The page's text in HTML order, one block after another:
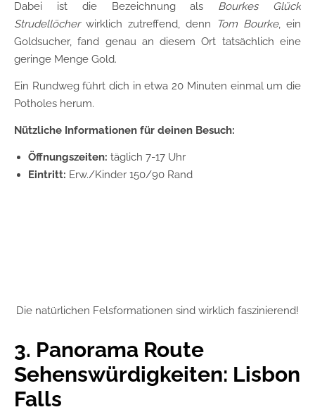
Dabei ist die Bezeichnung als Bourkes Glück
Strudellöcherwirklich zutreffend, denn Tom Bourke, ein
Goldsucher, fand genau an diesem Ort tatsächlich eine
geringe Menge Gold.
Ein Rundweg führt dich in etwa 20 Minuten einmal um die
Potholes herum.
Nützliche Informationen für deinen Besuch:
Öffnungszeiten: täglich 7-17 Uhr
Eintritt: Erw./Kinder 150/90 Rand
Die natürlichen Felsformationen sind wirklich faszinierend!
3. Panorama Route
Sehenswürdigkeiten: Lisbon
Falls